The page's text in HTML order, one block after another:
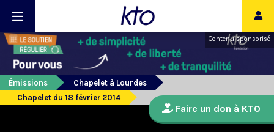
Contenu sponsorisé
Émissions
Chapelet à Lourdes
Chapelet du 18 février 2014
Faire un don à KTO